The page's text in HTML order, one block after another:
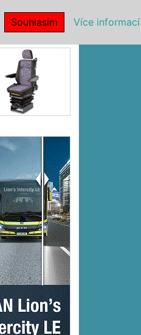
Souhlasím Více informací